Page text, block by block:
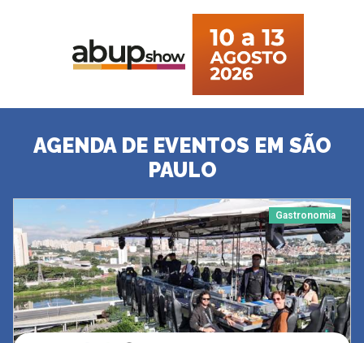
AGENDA DE EVENTOS EM SÃO
PAULO
Gastronomia